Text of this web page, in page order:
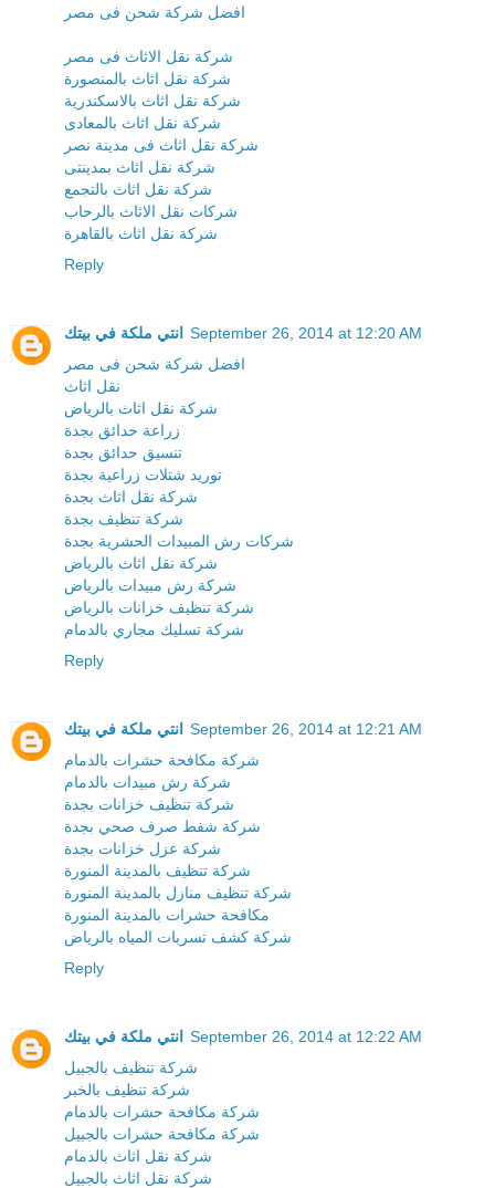
افضل شركة شحن فى مصر
شركة نقل الاثاث فى مصر
شركة نقل اثاث بالمنصورة
شركة نقل اثاث بالاسكندرية
شركة نقل اثاث بالمعادى
شركة نقل اثاث فى مدينة نصر
شركة نقل اثاث بمدينتى
شركة نقل اثاث بالتجمع
شركات نقل الاثاث بالرحاب
شركة نقل اثاث بالقاهرة
Reply
انتي ملكة في بيتك
September 26, 2014 at 12:20 AM
افضل شركة شحن فى مصر
نقل اثاث
شركة نقل اثاث بالرياض
زراعة حدائق بجدة
تنسيق حدائق بجدة
توريد شتلات زراعية بجدة
شركة نقل اثاث بجدة
شركة تنظيف بجدة
شركات رش المبيدات الحشرية بجدة
شركة نقل اثاث بالرياض
شركة رش مبيدات بالرياض
شركة تنظيف خزانات بالرياض
شركة تسليك مجاري بالدمام
Reply
انتي ملكة في بيتك
September 26, 2014 at 12:21 AM
شركة مكافحة حشرات بالدمام
شركة تنظيف خزانات بجدة
شركة شفط صرف صحي بجدة
شركة عزل خزانات بجدة
شركة تنظيف بالمدينة المنورة
شركة تنظيف منازل بالمدينة المنورة
مكافحة حشرات بالمدينة المنورة
شركة كشف تسربات المياه بالرياض
Reply
انتي ملكة في بيتك
September 26, 2014 at 12:22 AM
شركة تنظيف بالجبيل
شركة تنظيف بالخبر
شركة مكافحة حشرات بالدمام
شركة مكافحة حشرات بالجبيل
شركة نقل اثاث بالدمام
شركة نقل اثاث بالجبيل